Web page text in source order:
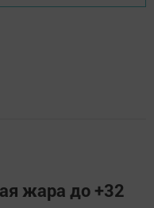
жара до +32